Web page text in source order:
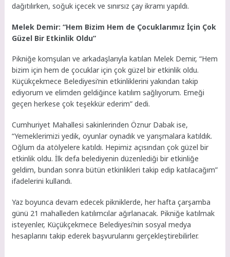
dağıtılırken, soğuk içecek ve sınırsız çay ikramı yapıldı.
Melek Demir: “Hem Bizim Hem de Çocuklarımız İçin Çok
Güzel Bir Etkinlik Oldu”
Pikniğe komşuları ve arkadaşlarıyla katılan Melek Demir, “Hem
bizim için hem de çocuklar için çok güzel bir etkinlik oldu.
Küçükçekmece Belediyesi’nin etkinliklerini yakından takip
ediyorum ve elimden geldiğince katılım sağlıyorum. Emeği
geçen herkese çok teşekkür ederim” dedi.
Cumhuriyet Mahallesi sakinlerinden Öznur Dabak ise,
“Yemeklerimizi yedik, oyunlar oynadık ve yarışmalara katıldık.
Oğlum da atölyelere katıldı. Hepimiz açısından çok güzel bir
etkinlik oldu. İlk defa belediyenin düzenlediği bir etkinliğe
geldim, bundan sonra bütün etkinlikleri takip edip katılacağım”
ifadelerini kullandı.
Yaz boyunca devam edecek pikniklerde, her hafta çarşamba
günü 21 mahalleden katılımcılar ağırlanacak. Pikniğe katılmak
isteyenler, Küçükçekmece Belediyesi’nin sosyal medya
hesaplarını takip ederek başvurularını gerçekleştirebilirler.